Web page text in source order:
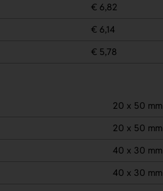
€ 6,82
€ 6,14
€ 5,78
20 x 50 mm
20 x 50 mm
40 x 30 mm
40 x 30 mm